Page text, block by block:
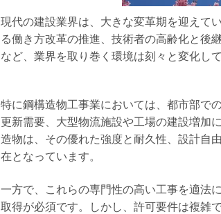
現代の建設業界は、大きな変革期を迎えて
る働き方改革の推進、技術者の高齢化と後
など、業界を取り巻く環境は刻々と変化して
特に鋼構造物工事業においては、都市部で
更新需要、大型物流施設や工場の建設増加
造物は、その優れた強度と耐久性、設計自
在となっています。
一方で、これらの専門性の高い工事を適法
取得が必須です。しかし、許可要件は複雑